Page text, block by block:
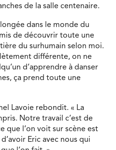
de la salle centenaire.
dans le monde du
de découvrir toute une
du surhumain selon moi.
différente, on ne
d’apprendre à danser
ça prend toute une
Lavoie rebondit. « La
Notre travail c’est de
que l’on voit sur scène est
Eric avec nous qui